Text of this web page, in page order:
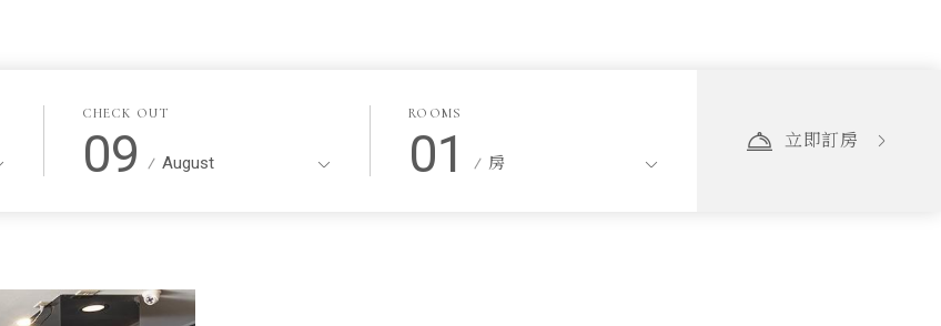
CHECK OUT
09 August
ROOMS
01 房
立即訂房